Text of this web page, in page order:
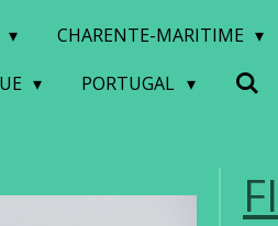
CHARENTE-MARITIME
PORTUGAL